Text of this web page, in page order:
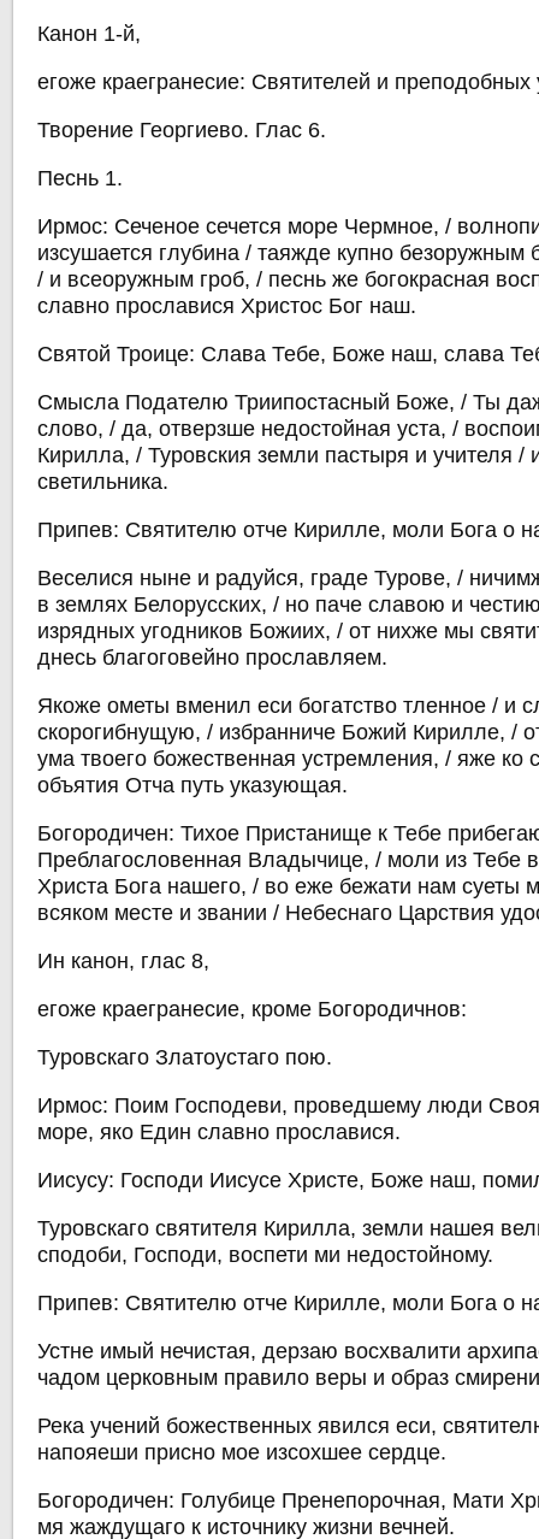
Канон 1-й,
егоже краегранесие: Святителей и
Творение Георгиево. Глас 6.
Песнь 1.
Ирмос: Сеченое сечется море Чермное, /
изсушается глубина / таяжде купно
/ и всеоружным гроб, / песнь же богокрасная
славно прославися Христос Бог наш.
Святой Троице: Слава Тебе, Боже наш, слава
Смысла Подателю Триипостасный Боже, / Ты
слово, / да, отверзше недостойная уста, /
Кирилла, / Туровския земли пастыря и учителя /
светильника.
Припев: Святителю отче Кирилле, моли Бога о
Веселися ныне и радуйся, граде Турове, /
в землях Белорусских, / но паче славою и
изрядных угодников Божиих, / от нихже мы
днесь благоговейно прославляем.
Якоже ометы вменил еси богатство тленное / и
скорогибнущую, / избранниче Божий Кирилле, /
ума твоего божественная устремления, / яже ко
объятия Отча путь указующая.
Богородичен: Тихое Пристанище к Тебе
Преблагословенная Владычице, / моли из Тебе
Христа Бога нашего, / во еже бежати нам суеты
всяком месте и звании / Небеснаго Царствия
Ин канон, глас 8,
егоже краегранесие, кроме Богородичнов:
Туровскаго Златоустаго пою.
Ирмос: Поим Господеви, проведшему люди
море, яко Един славно прославися.
Иисусу: Господи Иисусе Христе, Боже наш,
Туровскаго святителя Кирилла, земли нашея
сподоби, Господи, воспети ми недостойному.
Припев: Святителю отче Кирилле, моли Бога о
Устне имый нечистая, дерзаю восхвалити
чадом церковным правило веры и образ
Река учений божественных явился еси,
напояеши присно мое изсохшее сердце.
Богородичен: Голубице Пренепорочная, Мати
мя жаждущаго к источнику жизни вечней.